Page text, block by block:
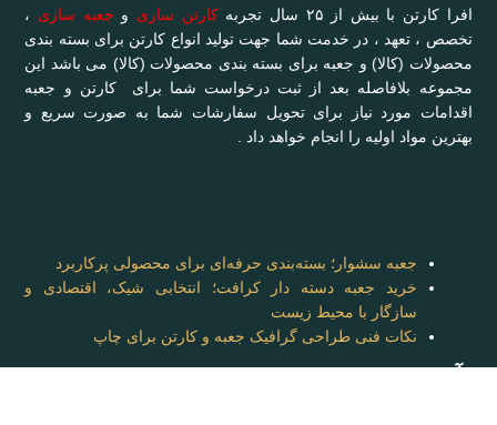
افرا کارتن با بیش از ۲۵ سال تجربه کارتن سازی و جعبه سازی ،
تخصص ، تعهد ، در خدمت شما جهت تولید انواع کارتن برای بسته بندی
محصولات (کالا) و جعبه برای بسته بندی محصولات (کالا) می باشد این
مجموعه بلافاصله بعد از ثبت درخواست شما برای کارتن و جعبه
اقدامات مورد نیاز برای تحویل سفارشات شما به صورت سریع و
بهترین مواد اولیه را انجام خواهد داد .
جعبه سشوار؛ بسته‌بندی حرفه‌ای برای محصولی پرکاربرد
خرید جعبه دسته دار کرافت؛ انتخابی شیک، اقتصادی و
سازگار با محیط زیست
نکات فنی طراحی گرافیک جعبه و کارتن برای چاپ